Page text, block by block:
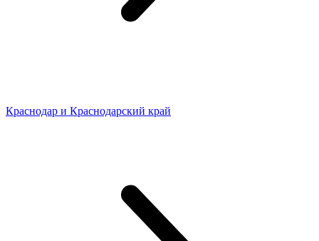
Краснодар и Краснодарский край